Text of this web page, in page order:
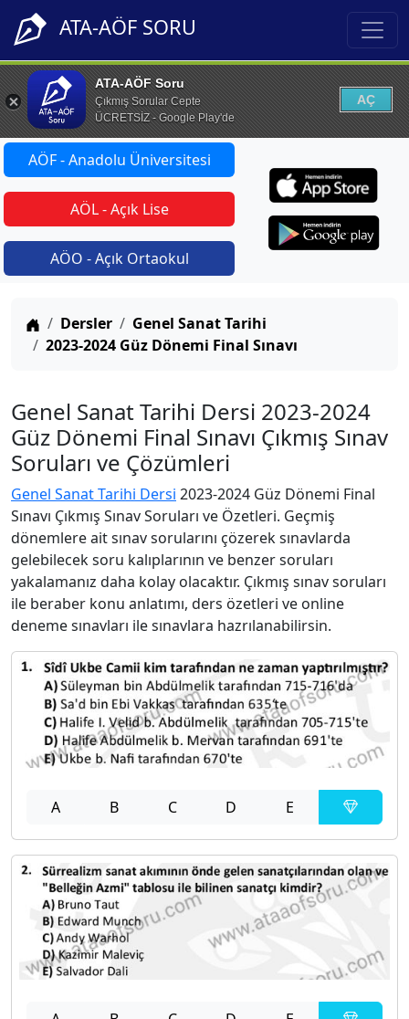
ATA-AÖF SORU
ATA-AÖF Soru
Çıkmış Sorular Cepte
ÜCRETSİZ - Google Play'de
AÇ
AÖF - Anadolu Üniversitesi
AÖL - Açık Lise
AÖO - Açık Ortaokul
Anasayfa
Dersler
Genel Sanat Tarihi
2023-2024 Güz Dönemi Final Sınavı
Genel Sanat Tarihi Dersi 2023-2024
Güz Dönemi Final Sınavı Çıkmış Sınav
Soruları ve Çözümleri
Genel Sanat Tarihi Dersi 2023-2024 Güz Dönemi Final
Sınavı Çıkmış Sınav Soruları ve Özetleri. Geçmiş
dönemlere ait sınav sorularını çözerek sınavlarda
gelebilecek soru kalıplarının ve benzer soruları
yakalamanız daha kolay olacaktır. Çıkmış sınav soruları
ile beraber konu anlatımı, ders özetleri ve online
deneme sınavları ile sınavlara hazrılanabilirsin.
A B C D E